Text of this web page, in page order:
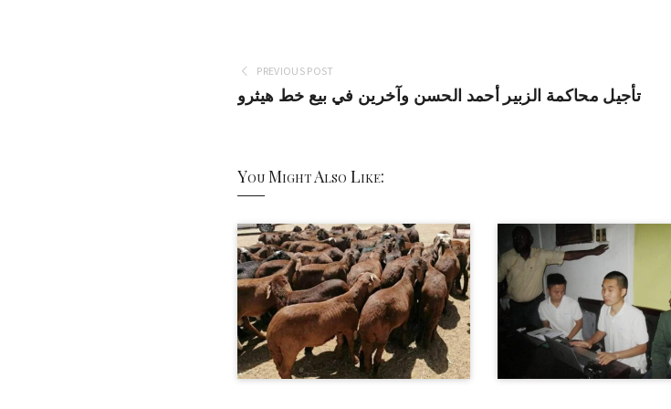
PREVIOUS POST
تأجيل محاكمة الزبير أحمد الحسن وآخرين في بيع خط هيثرو
You Might Also Like: